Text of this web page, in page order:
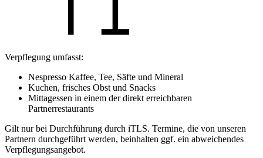
Verpflegung umfasst:
Nespresso Kaffee, Tee, Säfte und Mineral
Kuchen, frisches Obst und Snacks
Mittagessen in einem der direkt erreichbaren
Partnerrestaurants
Gilt nur bei Durchführung durch iTLS. Termine, die von unseren
Partnern durchgeführt werden, beinhalten ggf. ein abweichendes
Verpflegungsangebot.